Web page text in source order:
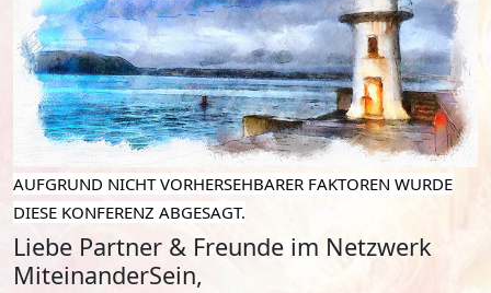
AUFGRUND NICHT VORHERSEHBARER FAKTOREN WURDE
DIESE KONFERENZ ABGESAGT.
Liebe Partner & Freunde im Netzwerk
MiteinanderSein,